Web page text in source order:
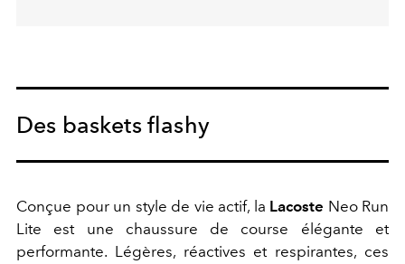
Des baskets flashy
Conçue pour un style de vie actif, la Lacoste Neo Run
Lite est une chaussure de course élégante et
performante. Légères, réactives et respirantes, ces